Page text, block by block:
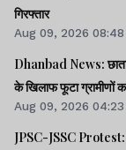
गिरफ्तार
Aug 09, 2026 08:48
Dhanbad News:
के खिलाफ फूटा ग्रामीणों
Aug 09, 2026 04:23
JPSC-JSSC Protest: